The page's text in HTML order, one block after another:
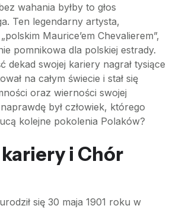
wahania byłby to głos
Ten legendarny artysta,
Maurice’em Chevalierem”,
pomnikowa dla polskiej estrady.
dekad swojej kariery nagrał tysiące
na całym świecie i stał się
oraz wierności swojej
był człowiek, którego
kolejne pokolenia Polaków?
i Chór
się 30 maja 1901 roku w